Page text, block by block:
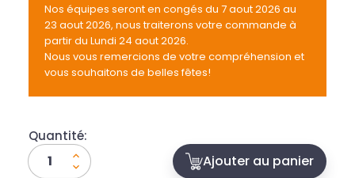
Nos équipes seront en congés du 7 aout 2026 au
23 aout 2026, nous traiterons votre commande à
partir du Lundi 24 aout 2026.
Nous vous remercions de votre compréhension et
vous souhaitons de belles fêtes!
Quantité:
Ajouter au panier